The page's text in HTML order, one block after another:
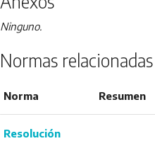
Ninguno.
Normas
Norma Resumen
Resolución